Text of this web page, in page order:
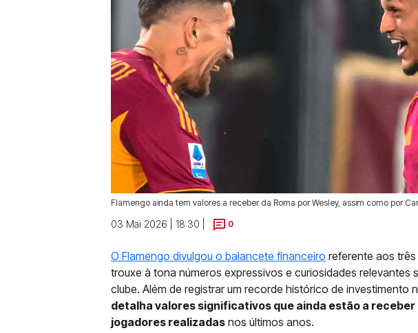
Flamengo ainda tem valores a receber da Roma por Wesley, assim como por
03 Mai 2026 | 18:30 | 0
O Flamengo divulgou o balancete financeiro referente aos
trouxe à tona números expressivos e curiosidades relevantes
clube. Além de registrar um recorde histórico de investimento
detalha valores significativos que ainda estão a
jogadores realizadas nos últimos anos.